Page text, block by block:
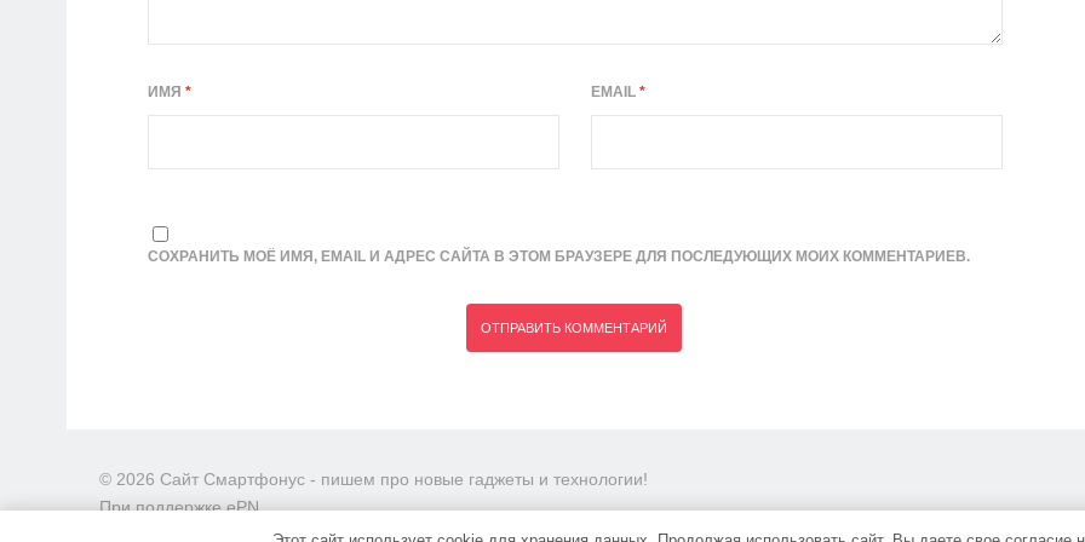
ИМЯ * EMAIL*
СОХРАНИТЬ МОЁ ИМЯ, EMAIL И АДРЕС САЙТА В ЭТОМ БРАУЗЕРЕ ДЛЯ ПОСЛЕДУЮЩИХ МОИХ КОММЕНТАРИЕВ.
© 2026 Сайт Смартфонус - пишем про новые гаджеты и технологии!
При поддержке ePN